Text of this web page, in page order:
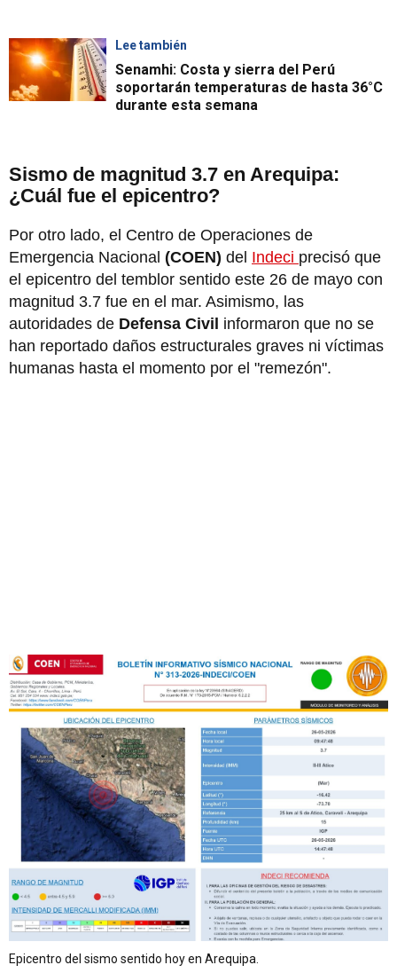
Lee también
Senamhi: Costa y sierra del Perú
soportarán temperaturas de hasta 36°C
durante esta semana
Sismo de magnitud 3.7 en Arequipa:
¿Cuál fue el epicentro?
Por otro lado, el Centro de Operaciones de
Emergencia Nacional (COEN) del Indeci precisó que
el epicentro del temblor sentido este 26 de mayo con
magnitud 3.7 fue en el mar. Asimismo, las
autoridades de Defensa Civil informaron que no se
han reportado daños estructurales graves ni víctimas
humanas hasta el momento por el "remezón".
Epicentro del sismo sentido hoy en Arequipa.